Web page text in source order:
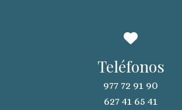
Teléfonos
977 72 91 90
627 41 65 41